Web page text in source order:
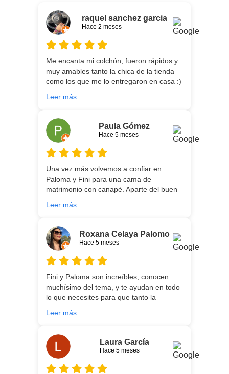
raquel sanchez garcia
Hace 2 meses
Me encanta mi colchón, fueron rápidos y
muy amables tanto la chica de la tienda
como los que me lo entregaron en casa :)
meses después:) son todos un encanto y
canapé, una entrega rapidísima y fácil
comunicación con los repartidores que lo
traen y montan :) encantada
Leer más
Paula Gómez
Hace 5 meses
Una vez más volvemos a confiar en
Paloma y Fini para una cama de
matrimonio con canapé. Aparte del buen
personalizando totalmente las
agradables y tan cercanas que la
experiencia es fantástica. Puntualizar
también que los chicos que nos trajeron y
montaron todo lo hicieron perfectamente,
perfectamente y a nuestro gusto, además
muy rápidos. Volveremos a contar con
ellos para futuras compras. Muchas
gracias!
Leer más
Roxana Celaya Palomo
Hace 5 meses
Fini y Paloma son increíbles, conocen
muchísimo del tema, y te ayudan en todo
lo que necesites para que tanto la
que estés necesitando sean los mejores.
trabajo impecable en el transporte y
montaje, unos chicos encantadores. Hace
5 años conocí la tienda, y vuelvo
encantada de contar con su asesoría y
Leer más
Laura García
Hace 5 meses